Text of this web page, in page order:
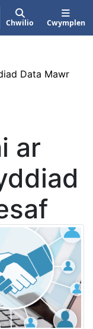
Chwilio Cwymplen
Data Mawr
ar